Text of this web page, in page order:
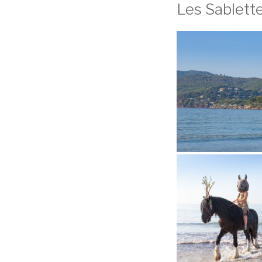
Les